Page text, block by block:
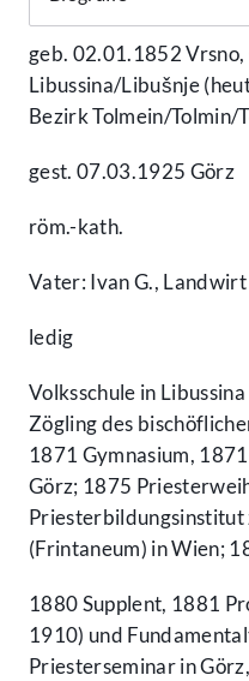
geb. 02.01.1852 Vrsno,
Libussina/Libušnje
Bezirk Tolmein/Tolmin/
gest. 07.03.1925 Görz
röm.-kath.
Vater: Ivan G., Landwirt
ledig
Volksschule in
Zögling des
1871 Gymnasium,
Görz; 1875
Priesterbildungsinstitut
(Frintaneum) in Wien;
1880 Supplent, 1881
1910) und
Priesterseminar in